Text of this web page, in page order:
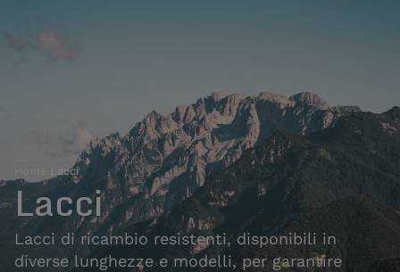
Lacci
Lacci
Lacci di ricambio resistenti, disponibili in
diverse lunghezze e modelli, per garantire